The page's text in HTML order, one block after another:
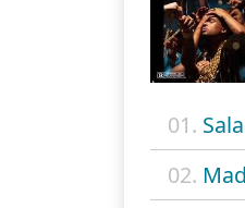
01.
02.